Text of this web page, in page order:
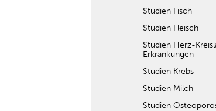
Studien Fisch
Studien Fleisch
Studien Herz-
Erkrankungen
Studien Krebs
Studien Milch
Studien